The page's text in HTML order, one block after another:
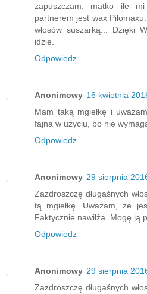
zapuszczam, matko ile
partnerem jest wax
włosów suszarką... Dzięki
idzie.
Odpowiedz
Anonimowy 16 kwietnia
Mam taką mgiełkę i
fajna w użyciu, bo nie
Odpowiedz
Anonimowy 29 sierpnia
Zazdroszczę długaśnych
tą mgiełkę. Uważam, że
Faktycznie nawilża. Mogę ją
Odpowiedz
Anonimowy 29 sierpnia
Zazdroszczę długaśnych